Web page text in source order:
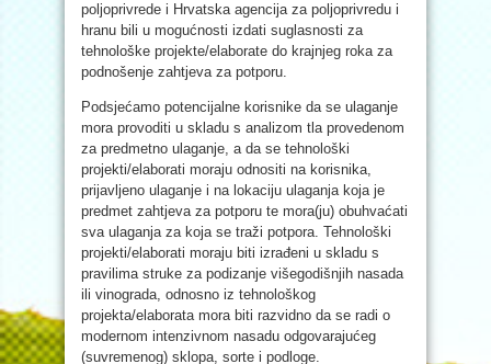
poljoprivrede i Hrvatska agencija za poljoprivredu i
hranu bili u mogućnosti izdati suglasnosti za
tehnološke projekte/elaborate do krajnjeg roka za
podnošenje zahtjeva za potporu.
Podsjećamo potencijalne korisnike da se ulaganje
mora provoditi u skladu s analizom tla provedenom
za predmetno ulaganje, a da se tehnološki
projekti/elaborati moraju odnositi na korisnika,
prijavljeno ulaganje i na lokaciju ulaganja koja je
predmet zahtjeva za potporu te mora(ju) obuhvaćati
sva ulaganja za koja se traži potpora. Tehnološki
projekti/elaborati moraju biti izrađeni u skladu s
pravilima struke za podizanje višegodišnjih nasada
ili vinograda, odnosno iz tehnološkog
projekta/elaborata mora biti razvidno da se radi o
modernom intenzivnom nasadu odgovarajućeg
(suvremenog) sklopa, sorte i podloge.